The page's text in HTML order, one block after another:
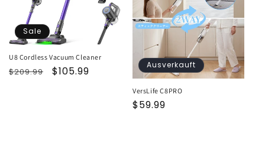
Sale
U8 Cordless Vacuum Cleaner
Normaler
$209.99 Verkaufspreis
$105.99 Ausverkauft
VersLife C8PRO
Normaler
$59.99